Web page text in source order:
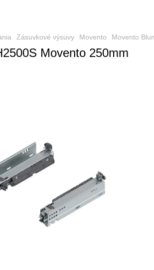
Zásuvkové výsuvy Movento Movento
Movento 250mm